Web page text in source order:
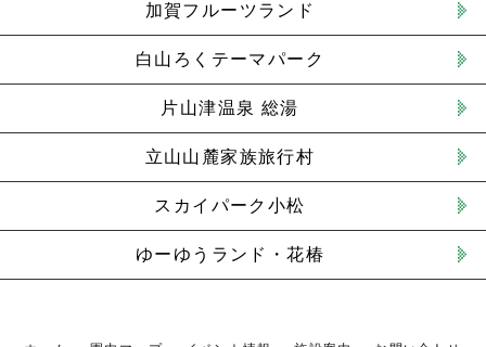
加賀フルーツランド
白山ろくテーマパーク
片山津温泉 総湯
立山山麓家族旅行村
スカイパーク小松
ゆーゆうランド・花椿